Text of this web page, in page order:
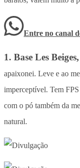
Entre no canal
1. Base Les
apaixonei. Leve e ao
imperceptível. Tem
com o pó também da
natural.